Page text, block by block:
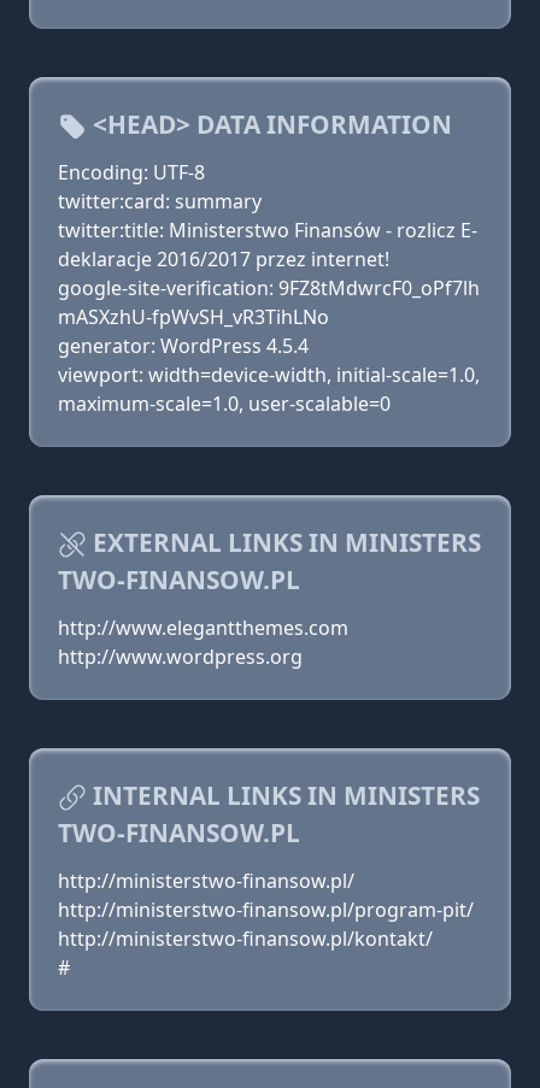
<HEAD> DATA INFORMATION
Encoding: UTF-8
twitter:card: summary
twitter:title: Ministerstwo Finansów - rozlicz E-
deklaracje 2016/2017 przez internet!
google-site-verification: 9FZ8tMdwrcF0_oPf7lh
mASXzhU-fpWvSH_vR3TihLNo
generator: WordPress 4.5.4
viewport: width=device-width, initial-scale=1.0,
maximum-scale=1.0, user-scalable=0
EXTERNAL LINKS IN MINISTERS
TWO-FINANSOW.PL
http://www.elegantthemes.com
http://www.wordpress.org
INTERNAL LINKS IN MINISTERS
TWO-FINANSOW.PL
http://ministerstwo-finansow.pl/
http://ministerstwo-finansow.pl/program-pit/
http://ministerstwo-finansow.pl/kontakt/
#